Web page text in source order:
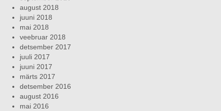
august 2018
juuni 2018
mai 2018
veebruar 2018
detsember 2017
juuli 2017
juuni 2017
märts 2017
detsember 2016
august 2016
mai 2016